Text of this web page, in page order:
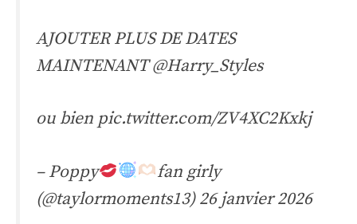
AJOUTER PLUS DE DATES
MAINTENANT@Harry_Styles
ou bien pic.twitter.com/ZV4XC2Kxkj
– Poppy
fan girly
(@taylormoments13)26 janvier 2026